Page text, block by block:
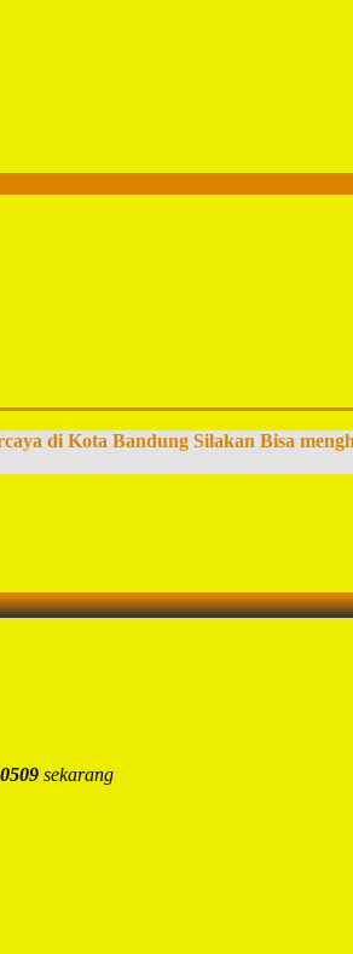
di Kota Bandung Silakan Bisa
sekarang